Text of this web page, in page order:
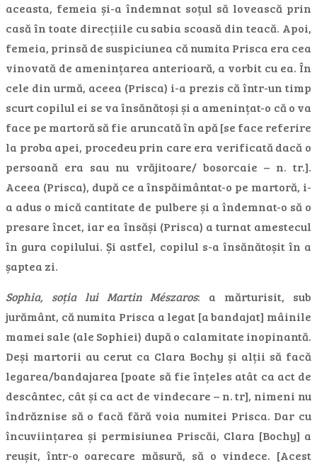
aceasta, femeia și-a îndemnat soțul să lovească prin
casă în toate direcțiile cu sabia scoasă din teacă. Apoi,
femeia, prinsă de suspiciunea că numita Prisca era cea
vinovată de amenințarea anterioară, a vorbit cu ea. În
cele din urmă, aceea (Prisca) i-a prezis că într-un timp
scurt copilul ei se va însănătoși și a amenințat-o că o va
face pe martoră să fie aruncată în apă [se face referire
la proba apei, procedeu prin care era verificată dacă o
persoană era sau nu vrăjitoare/ bosorcaie – n. tr.].
Aceea (Prisca), după ce a înspăimântat-o pe martoră, i-
a adus o mică cantitate de pulbere și a îndemnat-o să o
presare încet, iar ea însăși (Prisca) a turnat amestecul
în gura copilului. Și astfel, copilul s-a însănătoșit în a
șaptea zi.
Sophia, soția lui Martin Mészaros: a mărturisit, sub
jurământ, că numita Prisca a legat [a bandajat] mâinile
mamei sale (ale Sophiei) după o calamitate inopinantă.
Deși martorii au cerut ca Clara Bochy și alții să facă
legarea/bandajarea [poate să fie înțeles atât ca act de
descântec, cât și ca act de vindecare – n. tr], nimeni nu
îndrăznise să o facă fără voia numitei Prisca. Dar cu
încuviințarea și permisiunea Priscăi, Clara [Bochy] a
reușit, într-o oarecare măsură, să o vindece. [Acest